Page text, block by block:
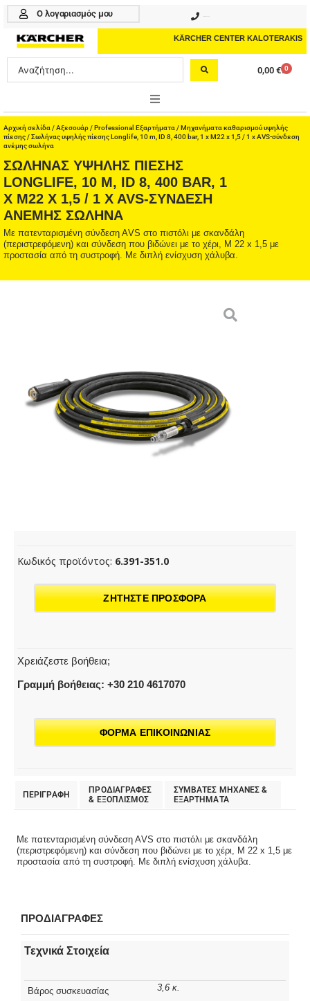
Μετάβαση
περιεχόμενο
Ο λογαριασμός μου
KÄRCHER CENTER KALOTERAKIS
Search
...
0,00 € 0
Cart
ONLINE SHOP
PROFESSIONAL
ΑΞΕΣΟΥΑΡ
ΚΑΘΑΡΙΣΤΙΚΑ
Αρχική σελίδα /Αξεσουάρ/Professional Εξαρτήματα /Μηχανήματα καθαρισμού υψηλής
πίεσης/ Σωλήνας υψηλής πίεσης Longlife, 10 m, ID 8, 400 bar, 1 x M22 x 1,5 / 1 x AVS-σύνδεση
ανέμης σωλήνα
ΣΩΛΉΝΑΣ ΥΨΗΛΉΣ ΠΊΕΣΗΣ
LONGLIFE, 10 M, ID 8, 400 BAR, 1
X M22 X 1,5 / 1 X AVS-ΣΎΝΔΕΣΗ
ΑΝΈΜΗΣ ΣΩΛΉΝΑ
Με πατενταρισμένη σύνδεση ΑVS στο πιστόλι με σκανδάλη
(περιστρεφόμενη) και σύνδεση που βιδώνει με το χέρι, M 22 x 1,5 με
προστασία από τη συστροφή. Με διπλή ενίσχυση χάλυβα.
Κωδικός προϊόντος: 6.391-351.0
ΖΗΤΗΣΤΕ ΠΡΟΣΦΟΡΑ
Χρειάζεστε βοήθεια;
Γραμμή βοήθειας: +30 210 4617070
ΦΟΡΜΑ ΕΠΙΚΟΙΝΩΝΙΑΣ
ΠΕΡΙΓΡΑΦΗ
ΠΡΟΔΙΑΓΡΑΦΕΣ
& EΞΟΠΛΙΣΜΟΣ
ΣΥΜΒΑΤΕΣ ΜΗΧΑΝΕΣ &
ΕΞΑΡΤΗΜΑΤΑ
Με πατενταρισμένη σύνδεση ΑVS στο πιστόλι με σκανδάλη
(περιστρεφόμενη) και σύνδεση που βιδώνει με το χέρι, M 22 x 1,5 με
προστασία από τη συστροφή. Με διπλή ενίσχυση χάλυβα.
ΠΡΟΔΙΑΓΡΑΦΕΣ
Τεχνικά Στοιχεία
Βάρος συσκευασίας 3,6 κ.